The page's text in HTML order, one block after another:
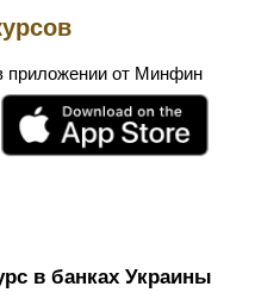
приложении от Минфин
в банках Украины